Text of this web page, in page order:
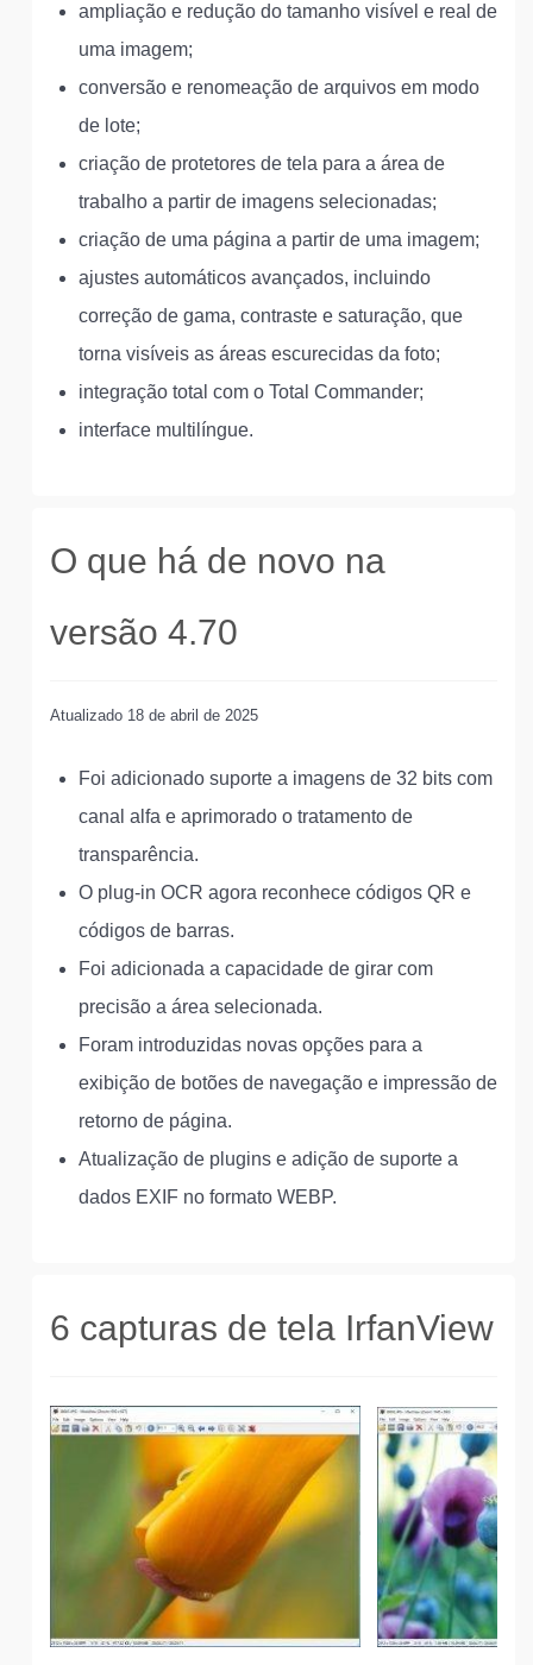
ampliação e redução do tamanho visível e real de
uma imagem;
conversão e renomeação de arquivos em modo
de lote;
criação de protetores de tela para a área de
trabalho a partir de imagens selecionadas;
criação de uma página a partir de uma imagem;
ajustes automáticos avançados, incluindo
correção de gama, contraste e saturação, que
torna visíveis as áreas escurecidas da foto;
integração total com o Total Commander;
interface multilíngue.
O que há de novo na
versão 4.70
Atualizado 18 de abril de 2025
Foi adicionado suporte a imagens de 32 bits com
canal alfa e aprimorado o tratamento de
transparência.
O plug-in OCR agora reconhece códigos QR e
códigos de barras.
Foi adicionada a capacidade de girar com
precisão a área selecionada.
Foram introduzidas novas opções para a
exibição de botões de navegação e impressão de
retorno de página.
Atualização de plugins e adição de suporte a
dados EXIF no formato WEBP.
6 capturas de tela IrfanView